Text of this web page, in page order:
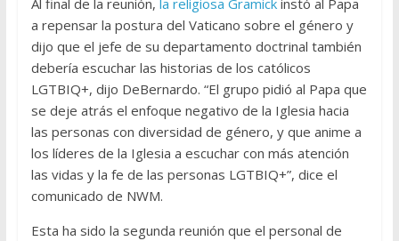
Al final de la reunión, la religiosa Gramickinstó al Papa
a repensar la postura del Vaticano sobre el género y
dijo que el jefe de su departamento doctrinal también
debería escuchar las historias de los católicos
LGTBIQ+, dijo DeBernardo. “El grupo pidió al Papa que
se deje atrás el enfoque negativo de la Iglesia hacia
las personas con diversidad de género, y que anime a
los líderes de la Iglesia a escuchar con más atención
las vidas y la fe de las personas LGTBIQ+”, dice el
comunicado de NWM.
Esta ha sido la segunda reunión que el personal de